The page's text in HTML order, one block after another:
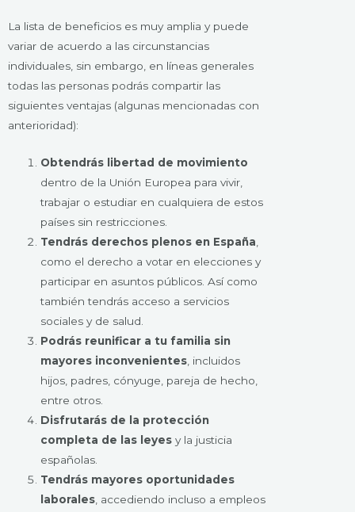
La lista de beneficios es muy amplia y puede
variar de acuerdo a las circunstancias
individuales, sin embargo, en líneas generales
todas las personas podrás compartir las
siguientes ventajas (algunas mencionadas con
anterioridad):
Obtendrás libertad de movimiento
dentro de la Unión Europea para vivir,
trabajar o estudiar en cualquiera de estos
países sin restricciones.
Tendrás derechos plenos en España
como el derecho a votar en elecciones y
participar en asuntos públicos. Así como
también tendrás acceso a servicios
sociales y de salud.
Podrás reunificar a tu familia sin
mayores inconvenientes , incluidos
hijos, padres, cónyuge, pareja de hecho,
entre otros.
Disfrutarás de la protección
completa de las leyes y la justicia
españolas.
Tendrás mayores oportunidades
laborales , accediendo incluso a empleos